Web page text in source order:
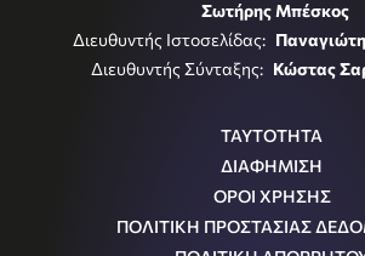
Σωτήρης Μπέσκος
Διευθυντής Ιστοσελίδας:
Διευθυντής Σύνταξης: Κώστας
ΤΑΥΤΟΤΗΤΑ
ΔΙΑΦΗΜΙΣΗ
ΟΡΟΙ ΧΡΗΣΗΣ
ΠΟΛΙΤΙΚΗ ΠΡΟΣΤΑΣΙΑΣ